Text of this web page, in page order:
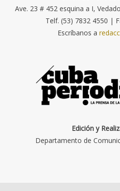
Ave. 23 # 452 esquina a I,
Telf. (53) 7832 4550 |
Escríbanos a
Edición y
Departamento de